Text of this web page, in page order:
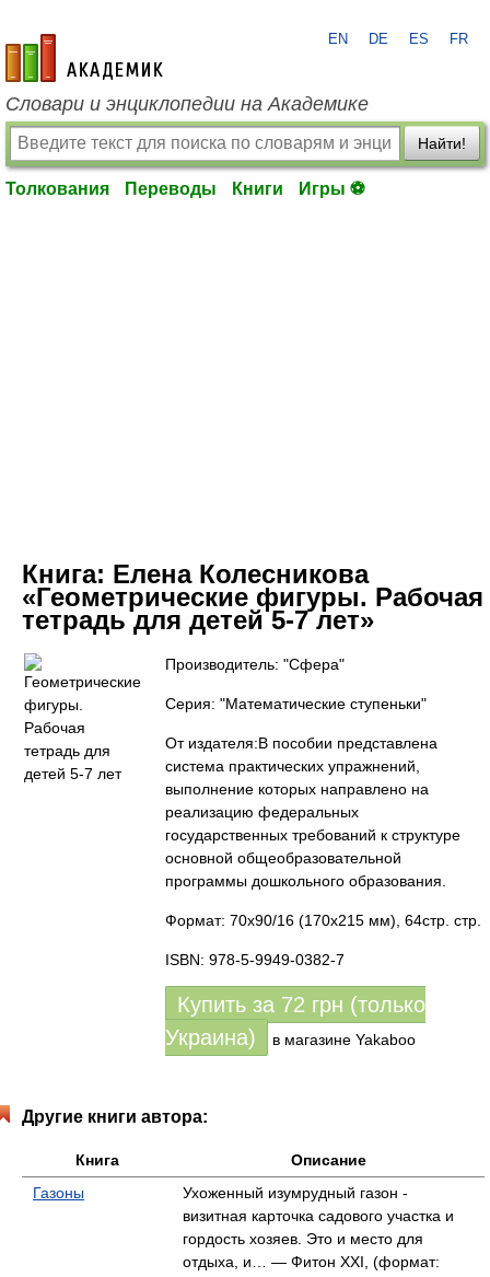
academic.ru
EN DE ES FR
Словари и энциклопедии на Академике
Найти!
Толкования Переводы Книги Игры ⚽
Книга: Елена Колесникова
«Геометрические фигуры. Рабочая
тетрадь для детей 5-7 лет»
Производитель: "Сфера"
Серия: "Математические ступеньки"
От издателя:В пособии представлена
система практических упражнений,
выполнение которых направлено на
реализацию федеральных
государственных требований к структуре
основной общеобразовательной
программы дошкольного образования.
Формат: 70x90/16 (170х215 мм), 64стр. стр.
ISBN: 978-5-9949-0382-7
Купить за 72 грн (только
Украина)
в магазине Yakaboo
Другие книги автора:
Книга
Описание
Газоны
Ухоженный изумрудный газон -
визитная карточка садового участка и
гордость хозяев. Это и место для
отдыха, и… — Фитон XXI, (формат: